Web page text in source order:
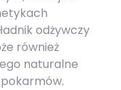
odżywczy
również
naturalne